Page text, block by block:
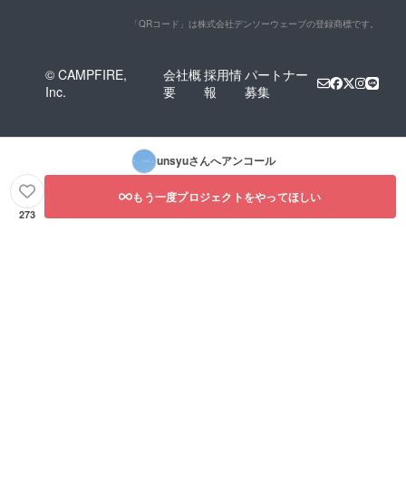
「QRコード」は株式会社デンソーウェーブの登録商標です。
© CAMPFIRE,
Inc.
会社概
要
採用情
報
パートナー
募集
unsyuさんへアンコール
273
もう一度プロジェクトをやってほしい